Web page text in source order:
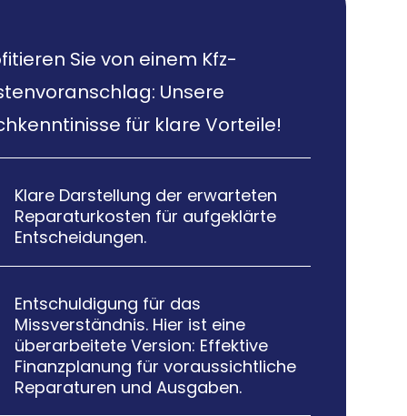
Sie von einem Kfz-
Unsere
für klare Vorteile!
Klare Darstellung der erwarteten
Reparaturkosten für aufgeklärte
Entscheidungen.
Entschuldigung für das
Missverständnis. Hier ist eine
überarbeitete Version: Effektive
Finanzplanung für voraussichtliche
Reparaturen und Ausgaben.